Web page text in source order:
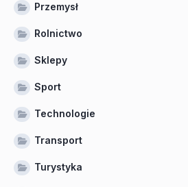
Przemysł
Rolnictwo
Sklepy
Sport
Technologie
Transport
Turystyka